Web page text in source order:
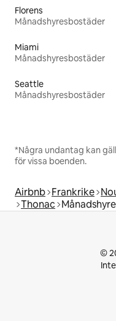
Florens
Månadshyresbostäder
Miami
Månadshyresbostäder
Seattle
Månadshyresbostäder
*Några undantag kan
för vissa boenden.
Airbnb Frankrike
Thonac
©